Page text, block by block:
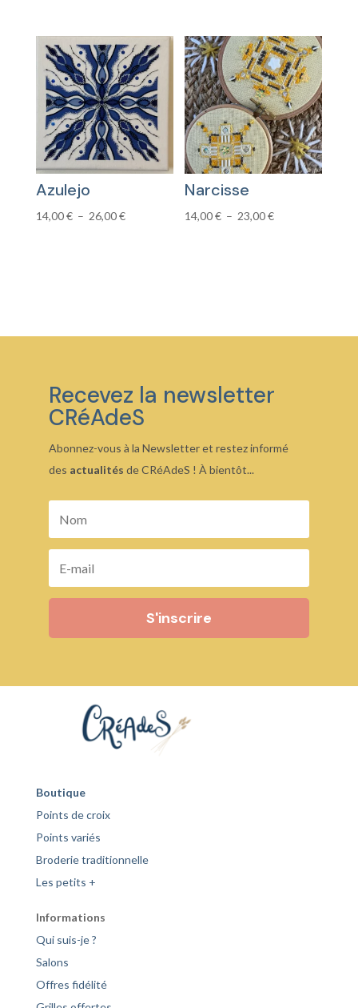
15,00 €
à
27,00 €
prix :
14,00 €
à
21,00 €
Azulejo
14,00€ – 26,00€Plage
Narcisse
14,00€ – 23,00€Plage
Recevez la newsletter
CRéAdeS
Abonnez-vous à la Newsletter et restez informé
des actualités de CRéAdeS ! À bientôt...
S'inscrire
Boutique
Points de croix
Points variés
Broderie traditionnelle
Les petits +
Informations
Qui suis-je ?
Salons
Offres fidélité